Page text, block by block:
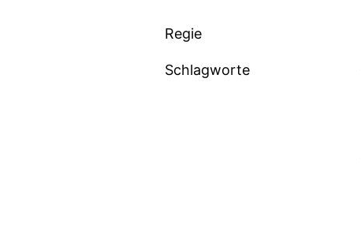
Regie
Schlagworte